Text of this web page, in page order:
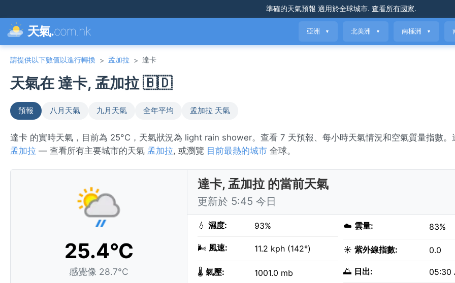
準確的天氣預報 適用於全球城市. 查看所有國家.
天氣.com.hk 亞洲 ▼ 北美洲 ▼ 南極洲 ▼
請提供以下數值以進行轉換 > 孟加拉 > 達卡
天氣在 達卡, 孟加拉 🇧🇩
預報 八月天氣 九月天氣 全年平均 孟加拉 天氣
達卡 的實時天氣，目前為 25°C，天氣狀況為 light rain shower。查看 7 天預報、每小時天氣情況和空氣質量指數。
孟加拉 — 查看所有主要城市的天氣 孟加拉, 或瀏覽 目前最熱的城市 全球。
25.4°C
感覺像 28.7°C
達卡, 孟加拉 的當前天氣
更新於 5:45 今日
💧 濕度: 93%
🌬️ 風速: 11.2 kph (142°)
🌡️ 氣壓: 1001.0 mb
☁️ 雲量: 83%
☀️ 紫外線指數: 0.0
🌅 日出: 05:30